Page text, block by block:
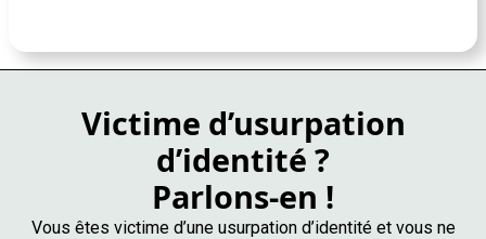
Victime d’usurpation
d’identité ?
Parlons-en !
Vous êtes victime d’une usurpation d’identité et vous ne